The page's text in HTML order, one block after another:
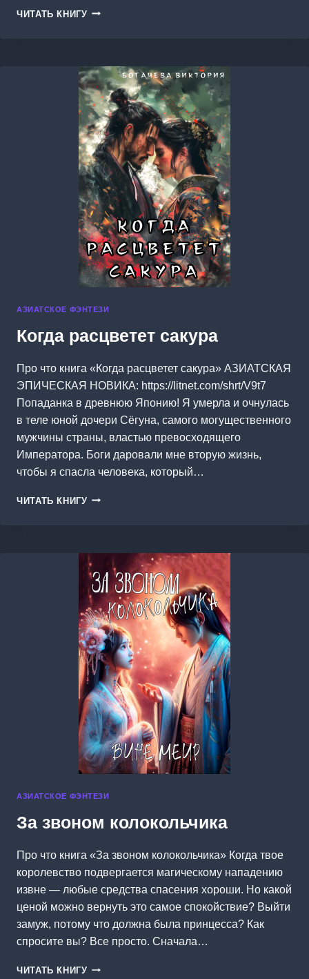
ЧИТАТЬ КНИГУ ПОТЕРЯННАЯ
АЗИАТСКОЕ ФЭНТЕЗИ
Когда расцветет сакура
Про что книга «Когда расцветет сакура» АЗИАТСКАЯ
ЭПИЧЕСКАЯ НОВИКА: https://litnet.com/shrt/V9t7
Попаданка в древнюю Японию! Я умерла и очнулась
в теле юной дочери Сёгуна, самого могущественного
мужчины страны, властью превосходящего
Императора. Боги даровали мне вторую жизнь,
чтобы я спасла человека, который…
ЧИТАТЬ КНИГУ КОГДА
АЗИАТСКОЕ ФЭНТЕЗИ
За звоном колокольчика
Про что книга «За звоном колокольчика» Когда твое
королевство подвергается магическому нападению
извне — любые средства спасения хороши. Но какой
ценой можно вернуть это самое спокойствие? Выйти
замуж, потому что должна была принцесса? Как
спросите вы? Все просто. Сначала…
ЧИТАТЬ КНИГУ ЗА